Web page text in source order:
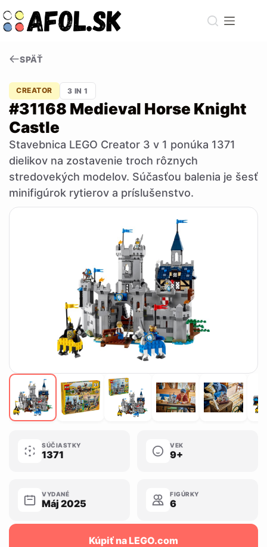
to
content
SPÄŤ
CREATOR 3 IN 1
#31168 Medieval Horse Knight
Castle
Stavebnica LEGO Creator 3 v 1 ponúka 1371
dielikov na zostavenie troch rôznych
stredovekých modelov. Súčasťou balenia je šesť
minifigúrok rytierov a príslušenstvo.
SÚČIASTKY
1371
VEK
9+
VYDANÉ
Máj 2025
FIGÚRKY
6
Kúpiť na LEGO.com